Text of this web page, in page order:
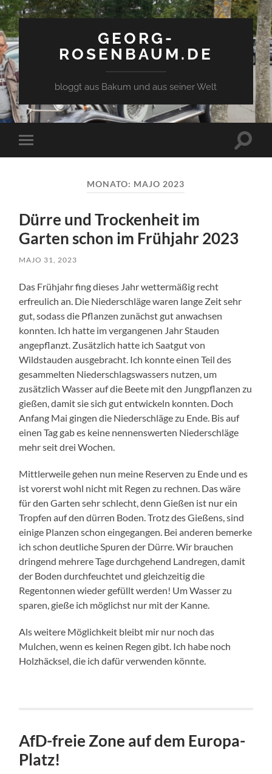
GEORG-
ROSENBAUM.DE
bloggt aus Bakum und aus seiner Welt
Toggle
mobile
Toggle
MONATO: MAJO 2023
Dürre und Trockenheit im
Garten schon im Frühjahr 2023
MAJO 31, 2023
Das Frühjahr fing dieses Jahr wettermäßig recht
erfreulich an. Die Niederschläge waren lange Zeit sehr
gut, sodass die Pflanzen zunächst gut anwachsen
konnten. Ich hatte im vergangenen Jahr Stauden
angepflanzt. Zusätzlich hatte ich Saatgut von
Wildstauden ausgebracht. Ich konnte einen Teil des
gesammelten Niederschlagswassers nutzen, um
zusätzlich Wasser auf die Beete mit den Jungpflanzen zu
gießen, damit sie sich gut entwickeln konnten. Doch
Anfang Mai gingen die Niederschläge zu Ende. Bis auf
einen Tag gab es keine nennenswerten Niederschläge
mehr seit drei Wochen.
Mittlerweile gehen nun meine Reserven zu Ende und es
ist vorerst wohl nicht mit Regen zu rechnen. Das wäre
für den Garten sehr schlecht, denn Gießen ist nur ein
Tropfen auf den dürren Boden. Trotz des Gießens, sind
einige Planzen schon eingegangen. Bei anderen bemerke
ich schon deutliche Spuren der Dürre. Wir brauchen
dringend mehrere Tage durchgehend Landregen, damit
der Boden durchfeuchtet und gleichzeitig die
Regentonnen wieder gefüllt werden! Um Wasser zu
sparen, gieße ich möglichst nur mit der Kanne.
Als weitere Möglichkeit bleibt mir nur noch das
Mulchen, wenn es keinen Regen gibt. Ich habe noch
Holzhäcksel, die ich dafür verwenden könnte.
AfD-freie Zone auf dem Europa-
Platz!